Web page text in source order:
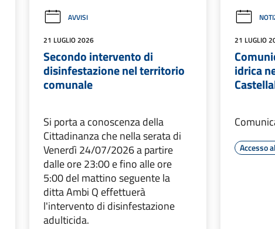
AVVISI
21 LUGLIO 2026
Secondo intervento di
disinfestazione nel territorio
comunale
Si porta a conoscenza della
Cittadinanza che nella serata di
Venerdì 24/07/2026 a partire
dalle ore 23:00 e fino alle ore
5:00 del mattino seguente la
ditta Ambi Q effettuerà
l'intervento di disinfestazione
adulticida.
21 LUGLIO
idrica
Accesso